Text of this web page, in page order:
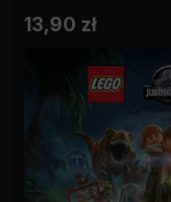
13,90 zł